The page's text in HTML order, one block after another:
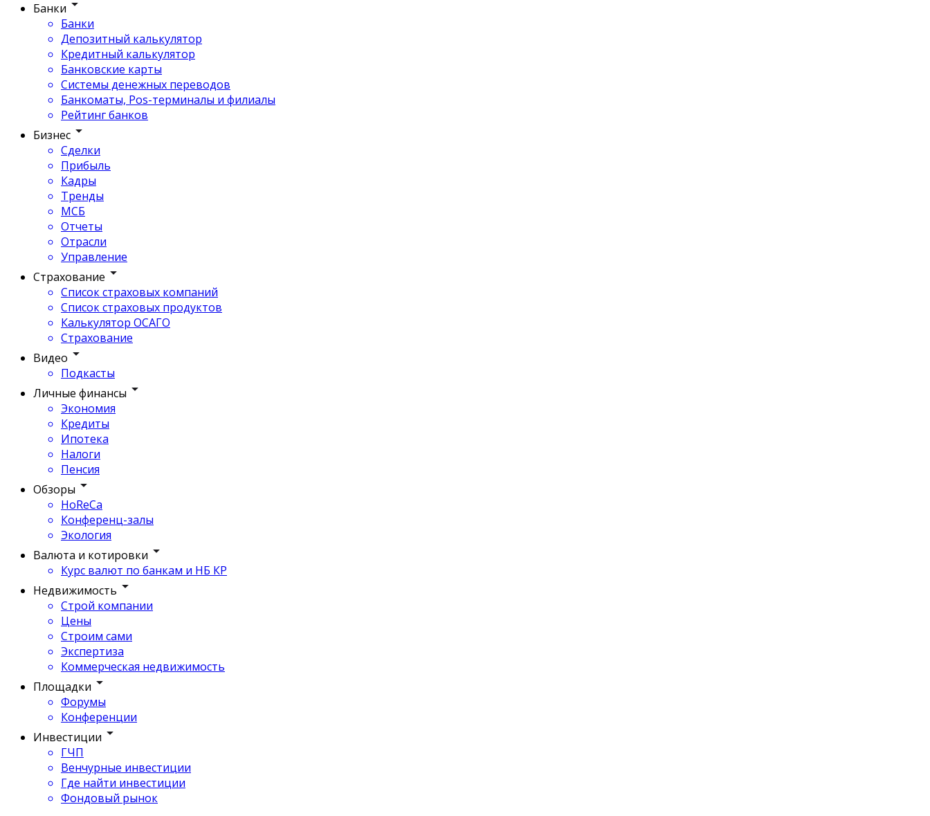
Банки
Банки
Депозитный калькулятор
Кредитный калькулятор
Банковские карты
Системы денежных переводов
Банкоматы, Pos-терминалы и филиалы
Рейтинг банков
Бизнес
Сделки
Прибыль
Кадры
Тренды
МСБ
Отчеты
Отрасли
Управление
Страхование
Список страховых компаний
Список страховых продуктов
Калькулятор ОСАГО
Страхование
Видео
Подкасты
Личные финансы
Экономия
Кредиты
Ипотека
Налоги
Пенсия
Обзоры
HoReCa
Конференц-залы
Экология
Валюта и котировки
Курс валют по банкам и НБ КР
Недвижимость
Строй компании
Цены
Строим сами
Экспертиза
Коммерческая недвижимость
Площадки
Форумы
Конференции
Инвестиции
ГЧП
Венчурные инвестиции
Где найти инвестиции
Фондовый рынок